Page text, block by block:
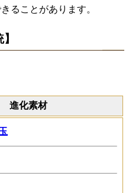
ることがあります。
進化素材